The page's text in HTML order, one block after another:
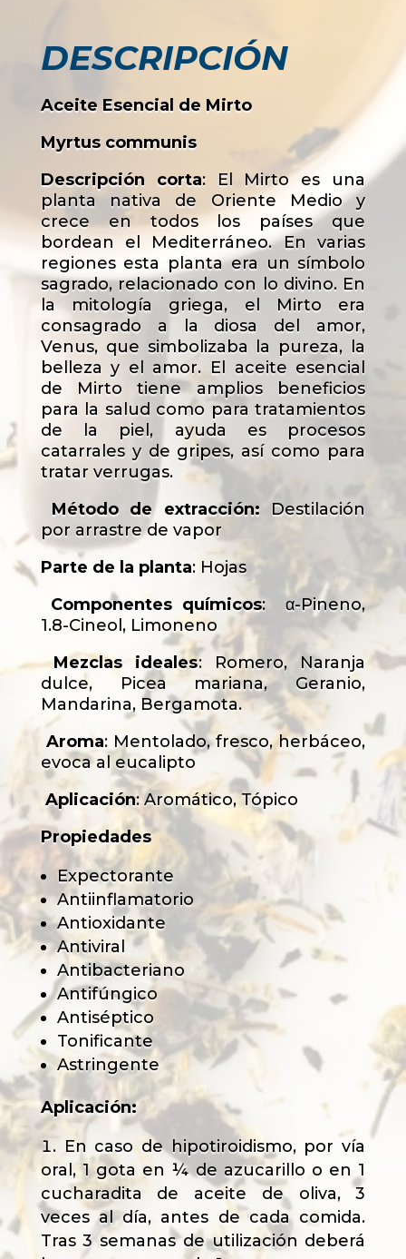
DESCRIPCIÓN
Aceite Esencial de Mirto
Myrtus communis
Descripción corta: El Mirto es una
planta nativa de Oriente Medio y
crece en todos los países que
bordean el Mediterráneo. En varias
regiones esta planta era un símbolo
sagrado, relacionado con lo divino. En
la mitología griega, el Mirto era
consagrado a la diosa del amor,
Venus, que simbolizaba la pureza, la
belleza y el amor. El aceite esencial
de Mirto tiene amplios beneficios
para la salud como para tratamientos
de la piel, ayuda es procesos
catarrales y de gripes, así como para
tratar verrugas.
Método de extracción: Destilación
por arrastre de vapor
Parte de la planta: Hojas
Componentes químicos:
α-Pineno,
1.8-Cineol, Limoneno
Mezclas ideales: Romero, Naranja
dulce, Picea mariana, Geranio,
Mandarina, Bergamota.
Aroma: Mentolado, fresco, herbáceo,
evoca al eucalipto
Aplicación: Aromático, Tópico
Propiedades
Expectorante
Antiinflamatorio
Antioxidante
Antiviral
Antibacteriano
Antifúngico
Antiséptico
Tonificante
Astringente
Aplicación:
En caso de hipotiroidismo, por vía
oral, 1 gota en ¼ de azucarillo o en 1
cucharadita de aceite de oliva, 3
veces al día, antes de cada comida.
Tras 3 semanas de utilización deberá